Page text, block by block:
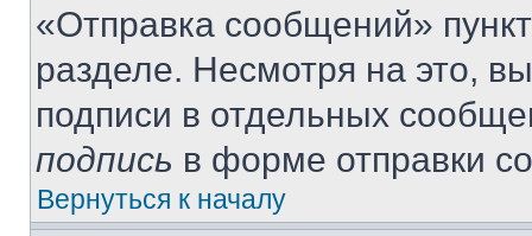
«Отправка сообщений»
разделе. Несмотря на это,
подписи в отдельных
подпись в форме отправки
Вернуться к началу